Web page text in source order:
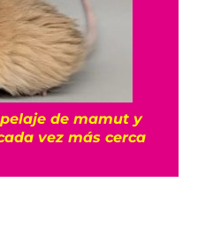
de mamut y
vez más cerca